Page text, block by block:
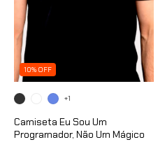
10% OFF
Camiseta Eu Sou Um
Programador, Não Um Mágico
+1